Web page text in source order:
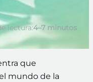
lectura:4–7 minutos
que
mundo de la